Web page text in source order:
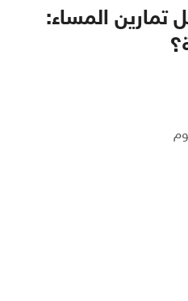
تمارين المساء: